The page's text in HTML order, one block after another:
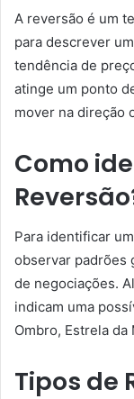
A reversão é um
para descrever
tendência de
atinge um ponto
mover na direção
Como
Para identificar
observar padrões
de negociações.
indicam uma
Ombro, Estrela da
Tipos de